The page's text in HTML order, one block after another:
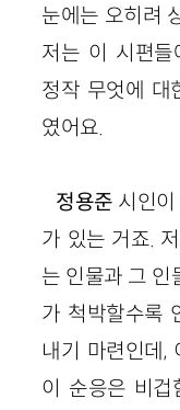
눈에는 오히려
저는 이 시편들
정작 무엇에 대
였어요.
정용준 시인
가 있는 거죠.
는 인물과 그 인
가 척박할수록
내기 마련인데,
이 순응은 비겁